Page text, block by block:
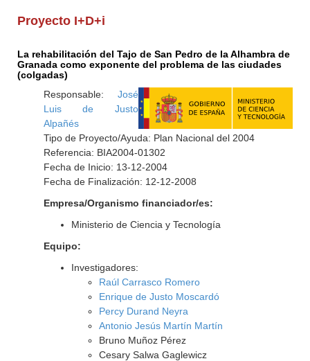
Proyecto I+D+i
La rehabilitación del Tajo de San Pedro de la Alhambra de
Granada como exponente del problema de las ciudades
(colgadas)
Responsable: José
Luis de Justo
Alpañés
Tipo de Proyecto/Ayuda: Plan Nacional del 2004
Referencia: BIA2004-01302
Fecha de Inicio: 13-12-2004
Fecha de Finalización: 12-12-2008
Empresa/Organismo financiador/es:
Ministerio de Ciencia y Tecnología
Equipo:
Investigadores:
Raúl Carrasco Romero
Enrique de Justo Moscardó
Percy Durand Neyra
Antonio Jesús Martín Martín
Bruno Muñoz Pérez
Cesary Salwa Gaglewicz